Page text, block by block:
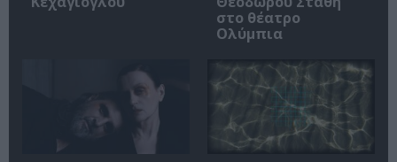
στο θέατρο
Ολύμπια